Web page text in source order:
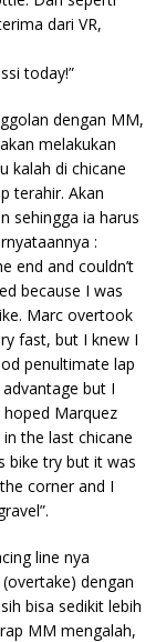
dari VR,
today!”
dengan MM,
melakukan
kalah di chicane
terahir. Akan
sehingga ia harus
:
end and couldn’t
because I was
Marc overtook
fast, but I knew I
penultimate lap
but I
hoped Marquez
the last chicane
bike try but it was
corner and I
line nya
dengan
bisa sedikit lebih
MM mengalah,